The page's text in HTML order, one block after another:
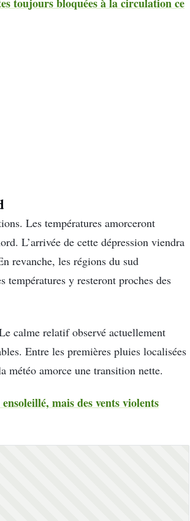
Les températures amorceront
L’arrivée de cette dépression viendra
revanche, les régions du sud
températures y resteront proches des
calme relatif observé actuellement
Entre les premières pluies localisées
météo amorce une transition nette.
mais des vents violents